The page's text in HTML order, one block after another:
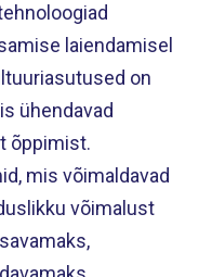
laiendamisel
on
ühendavad
õppimist.
mis võimaldavad
võimalust